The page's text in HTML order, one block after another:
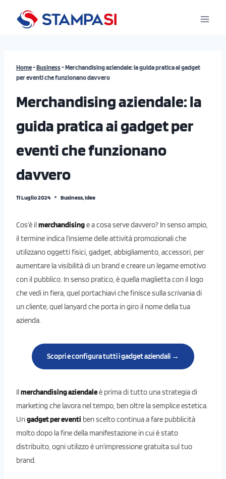
Home-Business-Merchandising aziendale: la guida pratica ai gadget
per eventi che funzionano davvero
Merchandising aziendale: la
guida pratica ai gadget per
eventi che funzionano
davvero
11 Luglio 2024 Business,Idee
Cos’è ilmerchandisinge a cosa serve davvero? In senso ampio,
il termine indica l’insieme delle attività promozionali che
utilizzano oggetti fisici, gadget, abbigliamento, accessori, per
aumentare la visibilità di un brand e creare un legame emotivo
con il pubblico. In senso pratico, è quella maglietta con il logo
che vedi in fiera, quel portachiavi che finisce sulla scrivania di
un cliente, quel lanyard che porta in giro il nome della tua
azienda.
Scopri e configura tutti i gadget aziendali →
Ilmerchandising aziendaleè prima di tutto una strategia di
marketing che lavora nel tempo, ben oltre la semplice estetica.
Ungadget per eventi ben scelto continua a fare pubblicità
molto dopo la fine della manifestazione in cui è stato
distribuito, ogni utilizzo è un’impressione gratuita sul tuo
brand.